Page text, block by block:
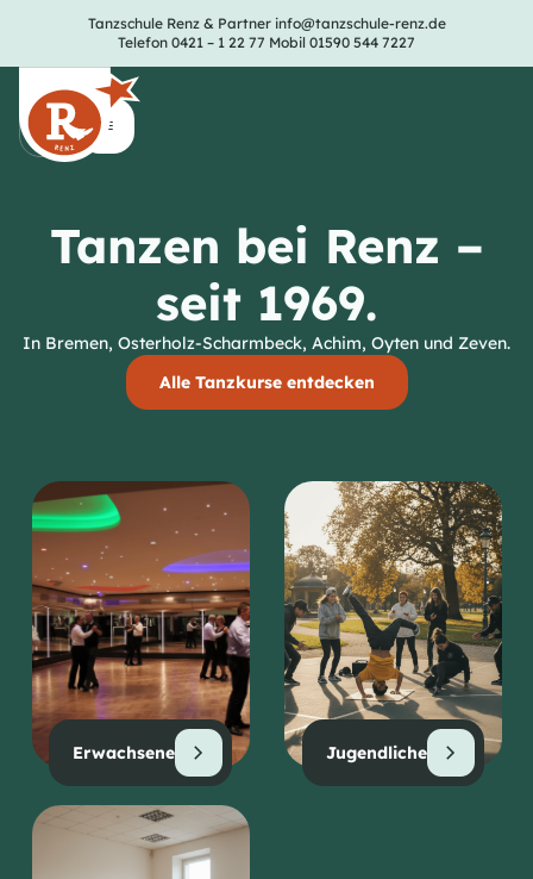
Tanzschule Renz & Partnerinfo@tanzschule-renz.de
Telefon 0421 – 1 22 77 Mobil 01590 544 7227
Tanzen bei Renz –
seit 1969.
In Bremen, Osterholz-Scharmbeck, Achim, Oyten und Zeven.
Alle Tanzkurse entdecken
Erwachsene Jugendliche